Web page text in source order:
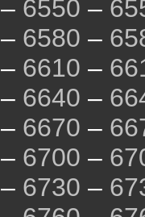
– 6550 –
– 6580 –
– 6610 –
– 6640 –
– 6670 –
– 6700 –
– 6730 –